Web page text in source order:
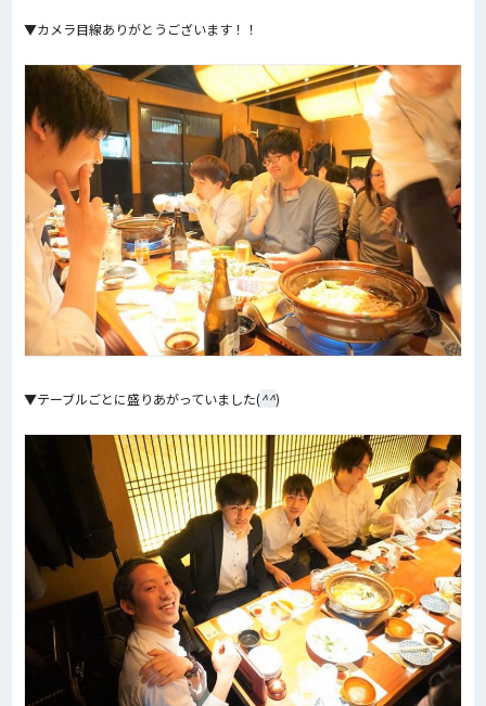
▼カメラ目線ありがとうございます！！
▼テーブルごとに盛りあがっていました(^^)